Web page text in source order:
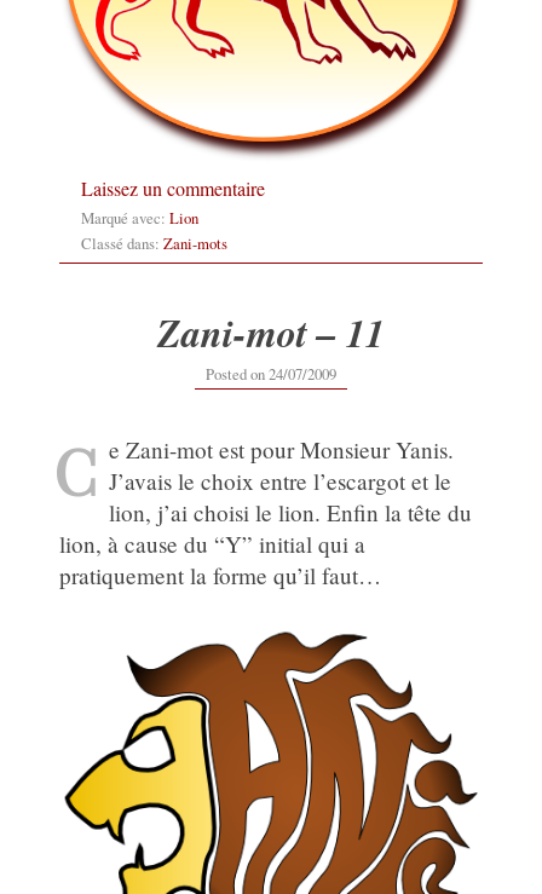
Laissez un commentaire
Marqué avec: Lion
Classé dans: Zani-mots
Zani-mot – 11
Posted on24/07/200916/09/2019
C e Zani-mot est pour Monsieur Yanis.
J’avais le choix entre l’escargot et le
lion, j’ai choisi le lion. Enfin la tête du
lion, à cause du “Y” initial qui a
pratiquement la forme qu’il faut…